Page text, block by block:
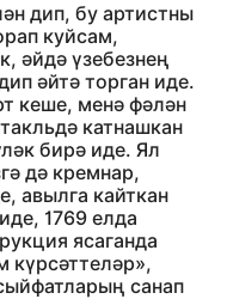
дип, бу артистны
куйсам,
әйдә үзебезнең
әйтә торган иде.
кеше, менә фәлән
катнашкан
бирә иде. Ял
дә кремнар,
авылга кайткан
1769 елда
ясаганда
күрсәттеләр»,
санап